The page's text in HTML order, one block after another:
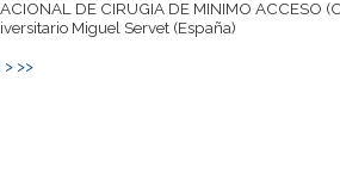
DE CIRUGIA DE MINIMO ACCESO
Miguel Servet (España)
> >>